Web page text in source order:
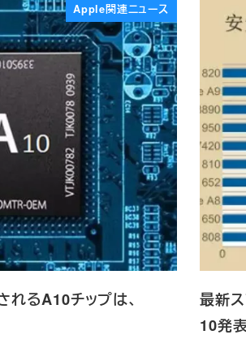
Apple関連ニュース
るA10チップは、
最新
10発